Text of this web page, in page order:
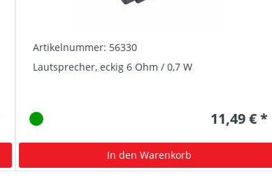
Artikelnummer: 56330
Lautsprecher, eckig 6 Ohm / 0,7 W
11,49 € *
In den Warenkorb